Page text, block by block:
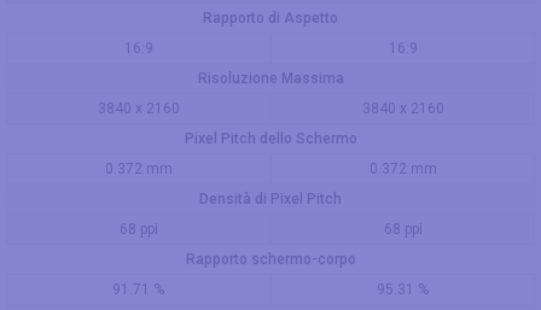
Rapporto di Aspetto
16:9
16:9
Risoluzione Massima
3840 x 2160
3840 x 2160
Pixel Pitch dello Schermo
0.372 mm
0.372 mm
Densità di Pixel Pitch
68 ppi
68 ppi
Rapporto schermo-corpo
91.71 %
95.31 %